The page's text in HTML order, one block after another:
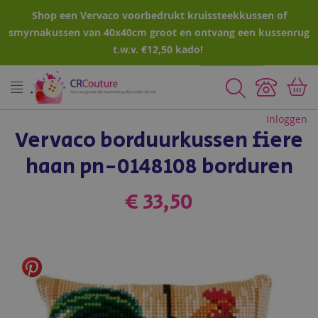
Shop een Vervaco voorbedrukt kruissteekkussen of
smyrnakussen van 40x40cm groot en ontvang een kussenrug
t.w.v. €12,50 kado!
Zoeken
Inloggen
Vervaco borduurkussen fiere
haan pn-0148108 borduren
€ 33,50